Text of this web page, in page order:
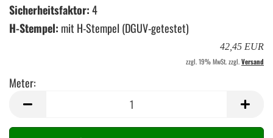
Sicherheitsfaktor:4
H-Stempel: mit H-Stempel (DGUV-getestet)
42,45 EUR
zzgl. 19% MwSt. zzgl.Versand
Meter: